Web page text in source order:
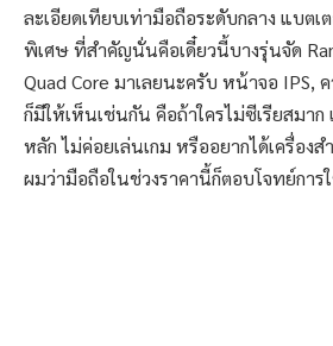
ละเอียดเทียบเท่ามือถือระดับกลาง แบตเ
พิเศษ ที่สำคัญนั่นคือเดี๋ยวนี้บางรุ่นจัด
Quad Core มาเลยนะครับ หน้าจอ IPS,
ก็มีให้เห็นเช่นกัน คือถ้าใครไม่ซีเรียสมาก
หลัก ไม่ค่อยเล่นเกม หรืออยากได้เครื่อ
ผมว่ามือถือในช่วงราคานี้ก็ตอบโจทย์การ